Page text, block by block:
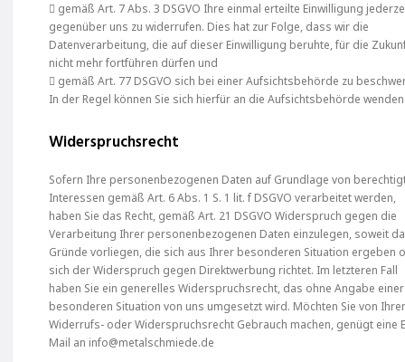
 gemäß Art. 7 Abs. 3 DSGVO Ihre einmal erteilte Einwilligung
gegenüber uns zu widerrufen. Dies hat zur Folge, dass wir die
Datenverarbeitung, die auf dieser Einwilligung beruhte, für die
nicht mehr fortführen dürfen und
 gemäß Art. 77 DSGVO sich bei einer Aufsichtsbehörde zu
In der Regel können Sie sich hierfür an die Aufsichtsbehörde
Widerspruchsrecht
Sofern Ihre personenbezogenen Daten auf Grundlage von
Interessen gemäß Art. 6 Abs. 1 S. 1 lit. f DSGVO verarbeitet werden,
haben Sie das Recht, gemäß Art. 21 DSGVO Widerspruch gegen die
Verarbeitung Ihrer personenbezogenen Daten einzulegen, soweit
Gründe vorliegen, die sich aus Ihrer besonderen Situation ergeben
sich der Widerspruch gegen Direktwerbung richtet. Im letzteren Fall
haben Sie ein generelles Widerspruchsrecht, das ohne Angabe einer
besonderen Situation von uns umgesetzt wird. Möchten Sie von
Widerrufs- oder Widerspruchsrecht Gebrauch machen, genügt eine
Mail an info@metalschmiede.de